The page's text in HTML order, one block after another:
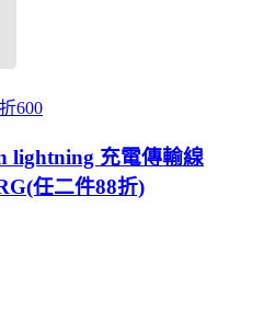
600
lightning 充電傳輸線
任二件88折)